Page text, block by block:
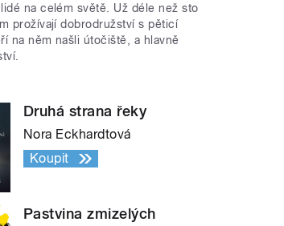
na celém světě. Už déle než sto
prožívají dobrodružství s pěticí
na něm našli útočiště, a hlavně
Druhá strana řeky
Nora Eckhardtová
Koupit
Pastvina zmizelých